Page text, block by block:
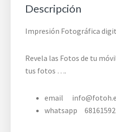
Descripción
Impresión Fotográfica
Revela las Fotos de tu
tus fotos ….
email
whatsapp